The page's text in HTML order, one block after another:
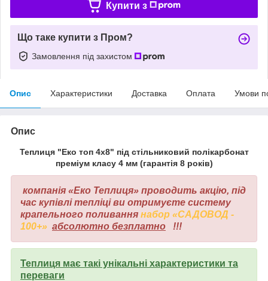
Купити з
Що таке купити з Пром?
Замовлення під захистом
Опис Характеристики Доставка Оплата Умови
Опис
Теплиця "Еко топ 4х8" під стільниковий полікарбонат
преміум класу 4 мм (гарантія 8 років)
компанія «Еко Теплиця» проводить акцію, під
час купівлі тепліці ви отримуєте систему
крапельного поливання набор «САДОВОД -
100+» абсолютно безплатно !!!
Теплиця має такі унікальні характеристики та
переваги